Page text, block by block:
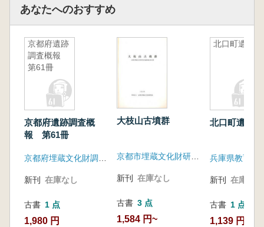
あなたへのおすすめ
京都府遺跡
調査概報
第61冊
京都府遺跡調査概
報 第61冊
新刊 在庫なし
古書 1 点
1,980 円
大枝山古墳群
新刊 在庫なし
古書 3 点
1,584 円~
北口町遺跡
北口町遺跡
兵庫県教育委
新刊 在庫なし
古書 1 点
1,139 円